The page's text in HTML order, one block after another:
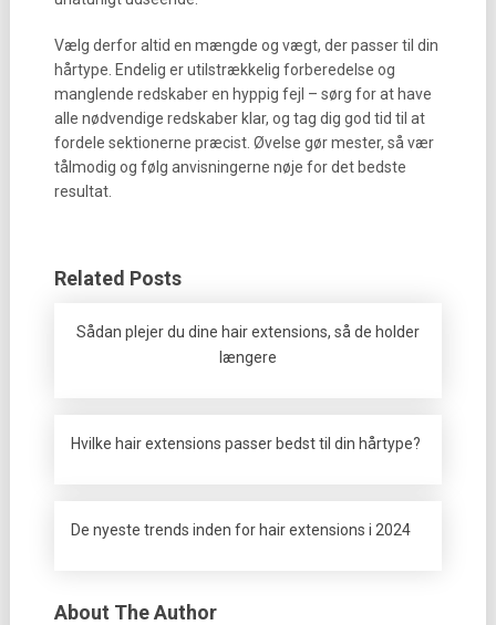
Vælg derfor altid en mængde og vægt, der passer til din
hårtype. Endelig er utilstrækkelig forberedelse og
manglende redskaber en hyppig fejl – sørg for at have
alle nødvendige redskaber klar, og tag dig god tid til at
fordele sektionerne præcist. Øvelse gør mester, så vær
tålmodig og følg anvisningerne nøje for det bedste
resultat.
Related Posts
Sådan plejer du dine hair extensions, så de holder
længere
Hvilke hair extensions passer bedst til din hårtype?
De nyeste trends inden for hair extensions i 2024
About The Author